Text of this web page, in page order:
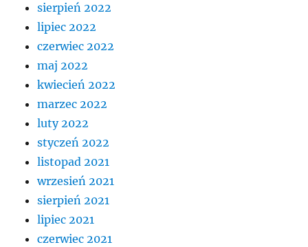
sierpień 2022
lipiec 2022
czerwiec 2022
maj 2022
kwiecień 2022
marzec 2022
luty 2022
styczeń 2022
listopad 2021
wrzesień 2021
sierpień 2021
lipiec 2021
czerwiec 2021